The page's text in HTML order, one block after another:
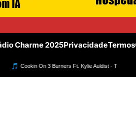
Charme 2025PrivacidadeTermos